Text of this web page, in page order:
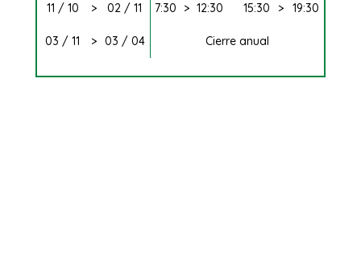
11 / 10 > 02 / 11 7:30 > 12:30 15:30 > 19:30
03 / 11 > 03 / 04 Cierre anual